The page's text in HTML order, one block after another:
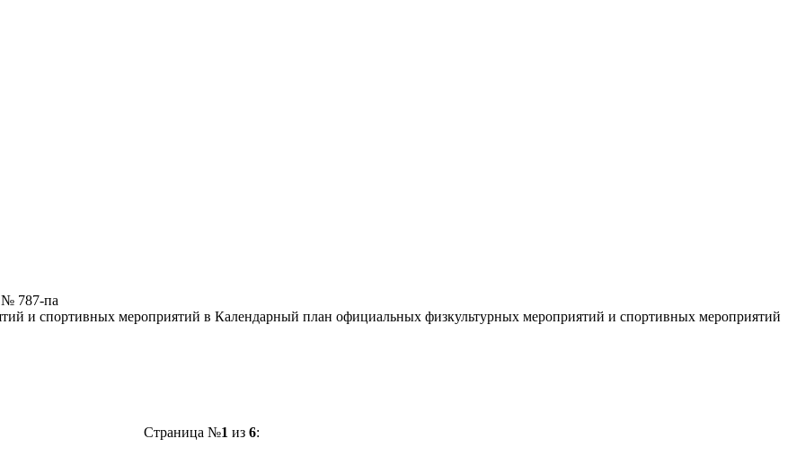
№ 787-па
и спортивных мероприятий в Календарный план официальных физкультурных мероприятий и спортивных мероприятий
Страница №1 из 6: